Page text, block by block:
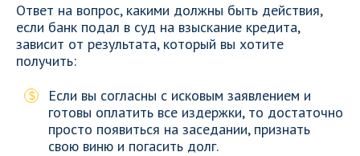
Ответ на вопрос, какими должны быть действия,
если банк подал в суд на взыскание кредита,
зависит от результата, который вы хотите
получить:
Если вы согласны с исковым заявлением и
готовы оплатить все издержки, то достаточно
просто появиться на заседании, признать
свою виню и погасить долг.